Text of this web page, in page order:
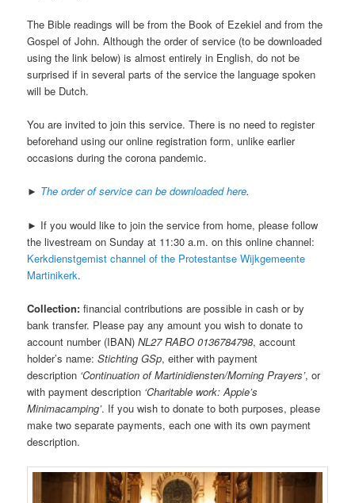
The Bible readings will be from the Book of Ezekiel and from the
Gospel of John. Although the order of service (to be downloaded
using the link below) is almost entirely in English, do not be
surprised if in several parts of the service the language spoken
will be Dutch.
You are invited to join this service. There is no need to register
beforehand using our online registration form, unlike earlier
occasions during the corona pandemic.
► The order of service can be downloaded here.
► If you would like to join the service from home, please follow
the livestream on Sunday at 11:30 a.m. on this online channel:
Kerkdienstgemist channel of the Protestantse Wijkgemeente
Martinikerk.
Collection: financial contributions are possible in cash or by
bank transfer. Please pay any amount you wish to donate to
account number (IBAN)NL27 RABO 0136784798, account
holder’s name:Stichting GSp, either with payment
description ‘Continuation of Martinidiensten/Morning Prayers’, or
with payment description ‘Charitable work: Appie’s
Minimacamping’. If you wish to donate to both purposes, please
make two separate payments, each one with its own payment
description.